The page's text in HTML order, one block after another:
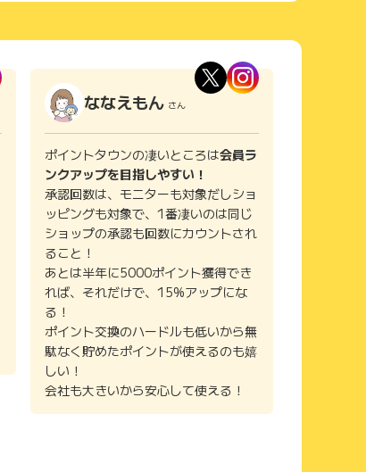
ななえもん さん
ポイントタウンの凄いところは会員ラ
ンクアップを目指しやすい！
承認回数は、モニターも対象だしショ
ッピングも対象で、1番凄いのは同じ
ショップの承認も回数にカウントされ
ること！
あとは半年に5000ポイント獲得でき
れば、それだけで、15%アップにな
る！
ポイント交換のハードルも低いから無
駄なく貯めたポイントが使えるのも嬉
しい！
会社も大きいから安心して使える！